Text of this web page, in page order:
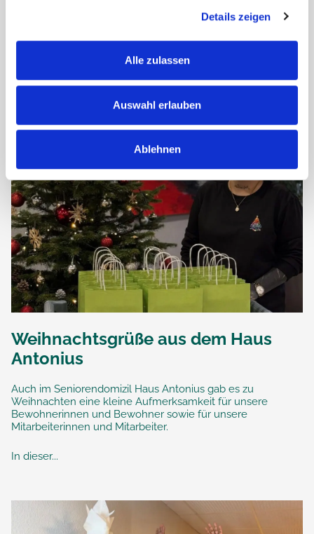
Details zeigen
Alle zulassen
Auswahl erlauben
Ablehnen
Auch unsere Bewohnerinnen und Bewohner des
gesundes, glückliches neues Jahr voller schöner Momente.
Weihnachtsgrüße aus dem Haus
Antonius
Auch im Seniorendomizil Haus Antonius gab es zu
Weihnachten eine kleine Aufmerksamkeit für unsere
Bewohnerinnen und Bewohner sowie für unsere
Mitarbeiterinnen und Mitarbeiter.
In dieser...